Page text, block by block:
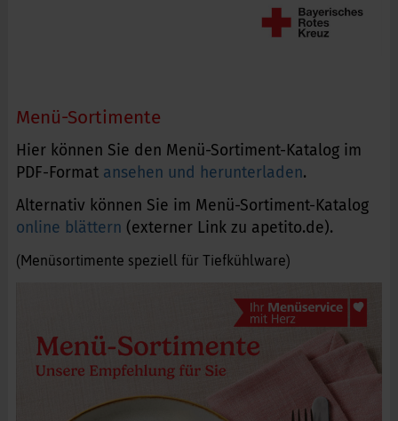
Menü-Sortimente
Hier können Sie den Menü-Sortiment-Katalog im
PDF-Format ansehen und herunterladen.
Alternativ können Sie im Menü-Sortiment-Katalog
online blättern (externer Link zu apetito.de).
(Menüsortimente speziell für Tiefkühlware)